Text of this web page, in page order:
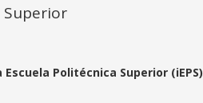
Superior
Politécnica Superior (iEPS)